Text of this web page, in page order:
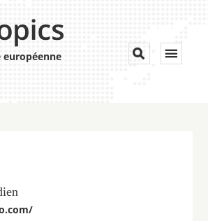
européenne Toggle

